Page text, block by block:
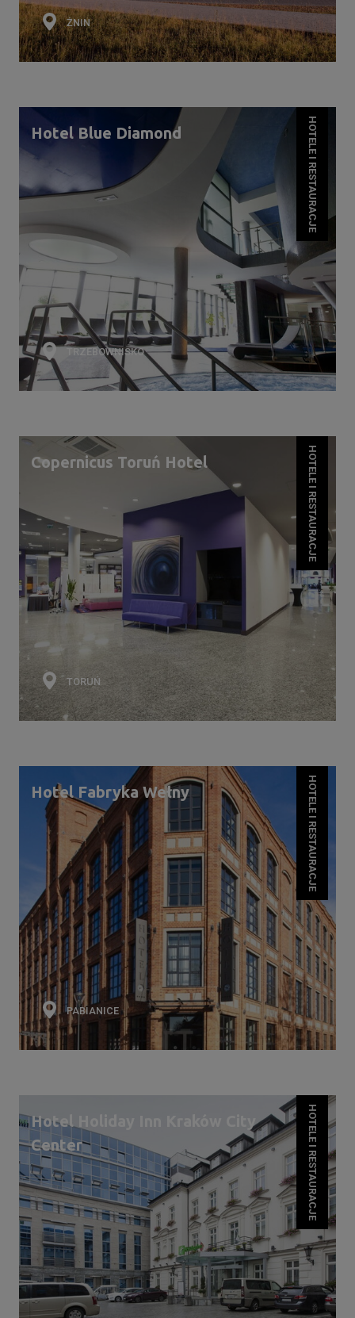
ŻNIN
Hotel Blue Diamond
TRZEBOWNISKO
HOTELE I RESTAURACJE
Copernicus Toruń Hotel
TORUŃ
HOTELE I RESTAURACJE
Hotel Fabryka Wełny
PABIANICE
HOTELE I RESTAURACJE
Hotel Holiday Inn Kraków City
Center
HOTELE I RESTAURACJE